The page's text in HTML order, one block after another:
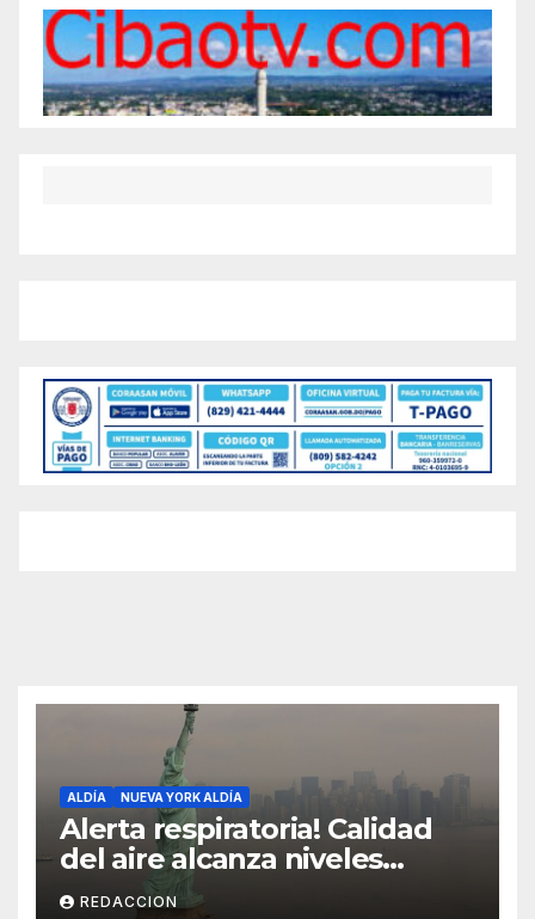
ALDÍA NUEVA YORK ALDÍA
Alerta respiratoria! Calidad
del aire alcanza niveles
peligrosos en NYC
REDACCION